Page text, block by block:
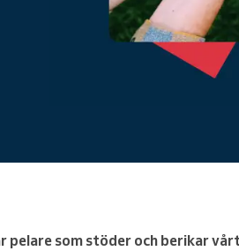
pelare som stöder och berikar